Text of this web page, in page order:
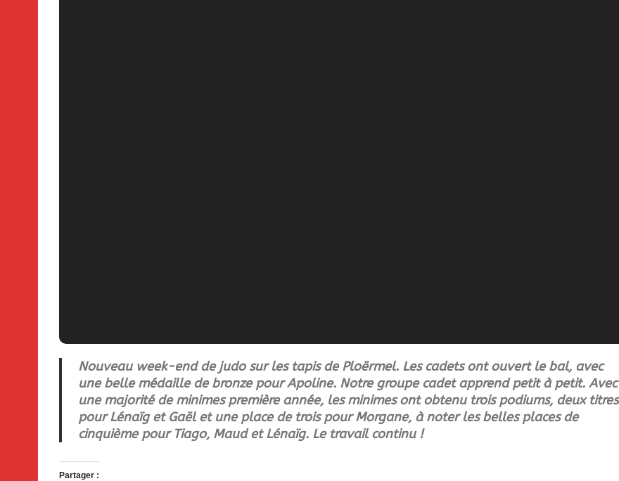
Nouveau week-end de judo sur les tapis de Ploërmel. Les cadets ont ouvert le bal, avec
une belle médaille de bronze pour Apoline. Notre groupe cadet apprend petit à petit. Avec
une majorité de minimes première année, les minimes ont obtenu trois podiums, deux titres
pour Lénaïg et Gaël et une place de trois pour Morgane, à noter les belles places de
cinquième pour Tiago, Maud et Lénaïg. Le travail continu !
Partager :